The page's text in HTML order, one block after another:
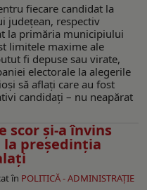
fiecare candidat la
județean, respectiv
la primăria municipiului
limitele maxime ale
fi depuse sau virate,
electorale la alegerile
să aflați care au fost
candidați – nu neapărat
scor şi-a învins
la preşedinţia
în POLITICĂ - ADMINISTRAŢIE